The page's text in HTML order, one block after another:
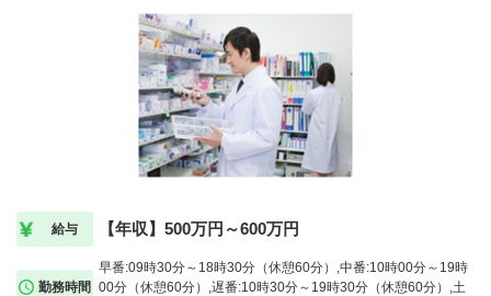
給与 【年収】500万円～600万円
勤務時間
早番:09時30分～18時30分（休憩60分）,中番:10時00分～19時
00分（休憩60分）,遅番:10時30分～19時30分（休憩60分）,土